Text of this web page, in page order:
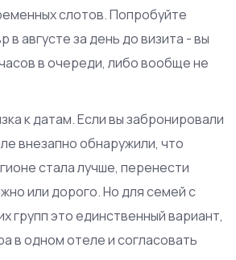
слотов. Попробуйте
в августе за день до визита - вы
в очереди, либо вообще не
к датам. Если вы забронировали
внезапно обнаружили, что
стала лучше, перенести
или дорого. Но для семей с
групп это единственный вариант,
в одном отеле и согласовать